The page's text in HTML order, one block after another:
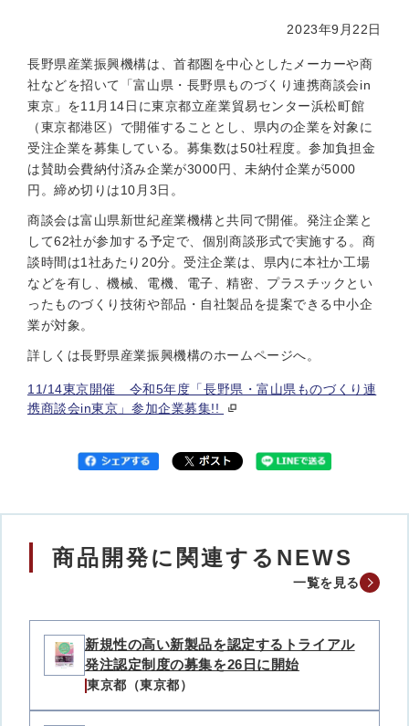
2023年9月22日
長野県産業振興機構は、首都圏を中心としたメーカーや商
社などを招いて「富山県・長野県ものづくり連携商談会in
東京」を11月14日に東京都立産業貿易センター浜松町館
（東京都港区）で開催することとし、県内の企業を対象に
受注企業を募集している。募集数は50社程度。参加負担金
は賛助会費納付済み企業が3000円、未納付企業が5000
円。締め切りは10月3日。
商談会は富山県新世紀産業機構と共同で開催。発注企業と
して62社が参加する予定で、個別商談形式で実施する。商
談時間は1社あたり20分。受注企業は、県内に本社か工場
などを有し、機械、電機、電子、精密、プラスチックとい
ったものづくり技術や部品・自社製品を提案できる中小企
業が対象。
詳しくは長野県産業振興機構のホームページへ。
11/14東京開催 令和5年度「長野県・富山県ものづくり連
携商談会in東京」参加企業募集!!
商品開発に関連するNEWS
一覧を見る
新規性の高い新製品を認定するトライアル
発注認定制度の募集を26日に開始
東京都（東京都）